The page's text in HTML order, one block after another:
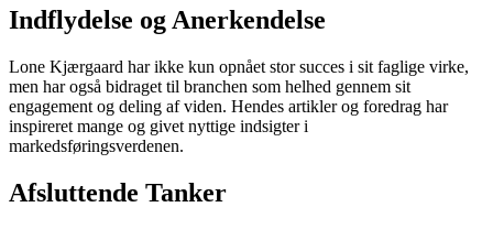
Indflydelse og Anerkendelse
Lone Kjærgaard har ikke kun opnået stor succes i sit faglige virke,
men har også bidraget til branchen som helhed gennem sit
engagement og deling af viden. Hendes artikler og foredrag har
inspireret mange og givet nyttige indsigter i
markedsføringsverdenen.
Afsluttende Tanker